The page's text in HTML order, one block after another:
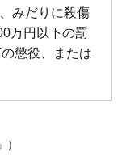
みだりに殺傷
万円以下の罰
懲役、または